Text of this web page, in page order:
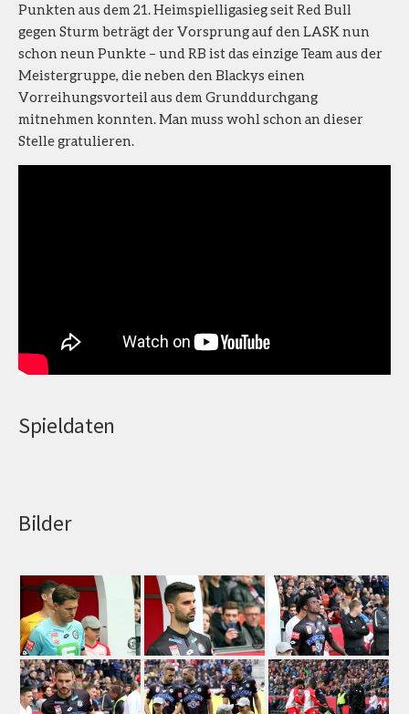
Punkten aus dem 21. Heimspielligasieg seit Red Bull
gegen Sturm beträgt der Vorsprung auf den LASK nun
schon neun Punkte – und RB ist das einzige Team aus der
Meistergruppe, die neben den Blackys einen
Vorreihungsvorteil aus dem Grunddurchgang
mitnehmen konnten. Man muss wohl schon an dieser
Stelle gratulieren.
Spieldaten
Bilder